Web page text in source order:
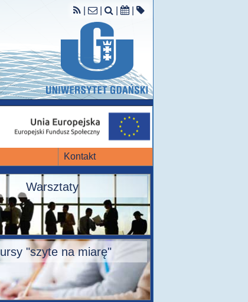
Kontakt
Warsztaty
"szyte na miarę"